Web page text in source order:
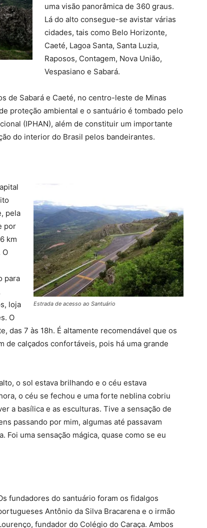
uma visão panorâmica de 360 graus.
Lá do alto consegue-se avistar várias
cidades, tais como Belo Horizonte,
Caeté, Lagoa Santa, Santa Luzia,
Raposos, Contagem, Nova União,
Vespasiano e Sabará.
de Sabará e Caeté, no centro-leste de Minas
proteção ambiental e o santuário é tombado pelo
(IPHAN), além de constituir um importante
do interior do Brasil pelos bandeirantes.
Estrada de acesso ao Santuário
pela
por
km
O
para
loja
O
das 7 às 18h. É altamente recomendável que os
de calçados confortáveis, pois há uma grande
o sol estava brilhando e o céu estava
o céu se fechou e uma forte neblina cobriu
a basílica e as esculturas. Tive a sensação de
passando por mim, algumas até passavam
Foi uma sensação mágica, quase como se eu
fundadores do santuário foram os fidalgos
Antônio da Silva Bracarena e o irmão
fundador do Colégio do Caraça. Ambos